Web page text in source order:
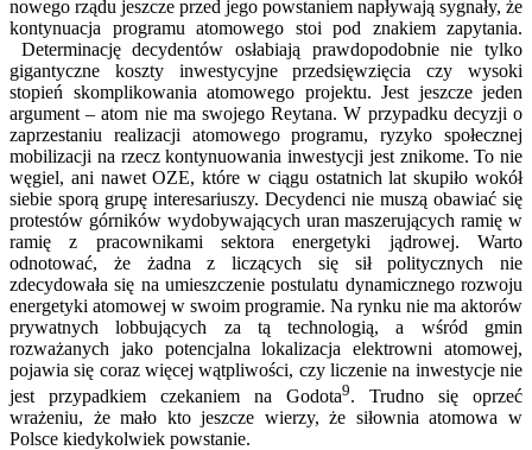
nowego rządu jeszcze przed jego powstaniem napływają sygnały, że
kontynuacja programu atomowego stoi pod znakiem zapytania.
Determinację decydentów osłabiają prawdopodobnie nie tylko
gigantyczne koszty inwestycyjne przedsięwzięcia czy wysoki
stopień skomplikowania atomowego projektu. Jest jeszcze jeden
argument – atom nie ma swojego Reytana. W przypadku decyzji o
zaprzestaniu realizacji atomowego programu, ryzyko społecznej
mobilizacji na rzecz kontynuowania inwestycji jest znikome. To nie
węgiel, ani nawet OZE, które w ciągu ostatnich lat skupiło wokół
siebie sporą grupę interesariuszy. Decydenci nie muszą obawiać się
protestów górników wydobywających uran maszerujących ramię w
ramię z pracownikami sektora energetyki jądrowej. Warto
odnotować, że żadna z liczących się sił politycznych nie
zdecydowała się na umieszczenie postulatu dynamicznego rozwoju
energetyki atomowej w swoim programie. Na rynku nie ma aktorów
prywatnych lobbujących za tą technologią, a wśród gmin
rozważanych jako potencjalna lokalizacja elektrowni atomowej,
pojawia się coraz więcej wątpliwości, czy liczenie na inwestycje nie
jest przypadkiem czekaniem na Godota9. Trudno się oprzeć
wrażeniu, że mało kto jeszcze wierzy, że siłownia atomowa w
Polsce kiedykolwiek powstanie.